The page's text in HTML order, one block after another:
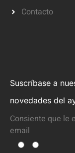
Contacto
Suscríbase a
novedades del
Consiente que le
email